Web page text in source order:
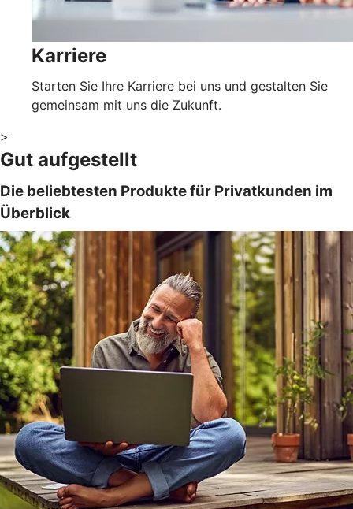
Karriere
Starten Sie Ihre Karriere bei uns und gestalten Sie
gemeinsam mit uns die Zukunft.
>
Gut aufgestellt
Die beliebtesten Produkte für Privatkunden im
Überblick